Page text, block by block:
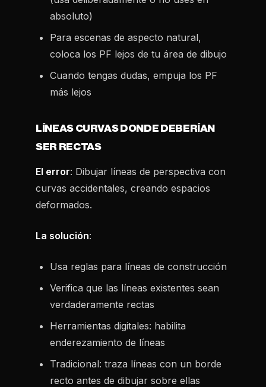
absoluto)
Para escenas de aspecto natural,
coloca los PF lejos de tu área de dibujo
Cuando tengas dudas, empuja los PF
más lejos
LÍNEAS CURVAS DONDE DEBERÍAN
SER RECTAS
El error: Dibujar líneas de perspectiva con
curvas accidentales, creando espacios
deformados.
La solución:
Usa reglas para líneas de construcción
Verifica que las líneas existentes sean
verdaderamente rectas
Herramientas digitales: habilita
enderezamiento de líneas
Tradicional: traza líneas con un borde
recto antes de dibujar sobre ellas